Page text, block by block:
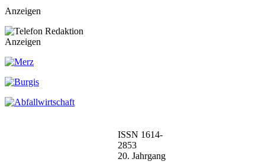
Anzeigen
Anzeigen
ISSN 1614-
2853
20. Jahrgang